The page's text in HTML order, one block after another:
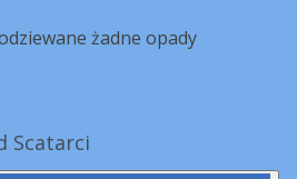
żadne opady
Scatarci